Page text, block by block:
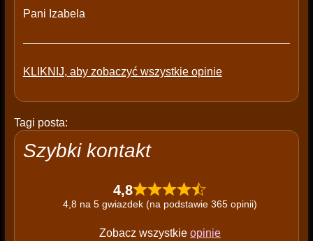
Pani Izabela
KLIKNIJ, aby zobaczyć wszystkie opinie
Tagi posta:
Szybki kontakt
4,8
4,8 na 5 gwiazdek (na podstawie 365 opinii)
Zobacz wszystkie opinie